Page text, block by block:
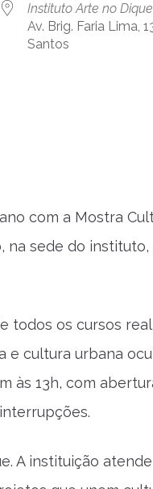
Instituto Arte no Dique
Av. Brig. Faria Lima,
Santos
com a Mostra
sede do instituto,
todos os cursos
e cultura urbana
às 13h, com
A instituição